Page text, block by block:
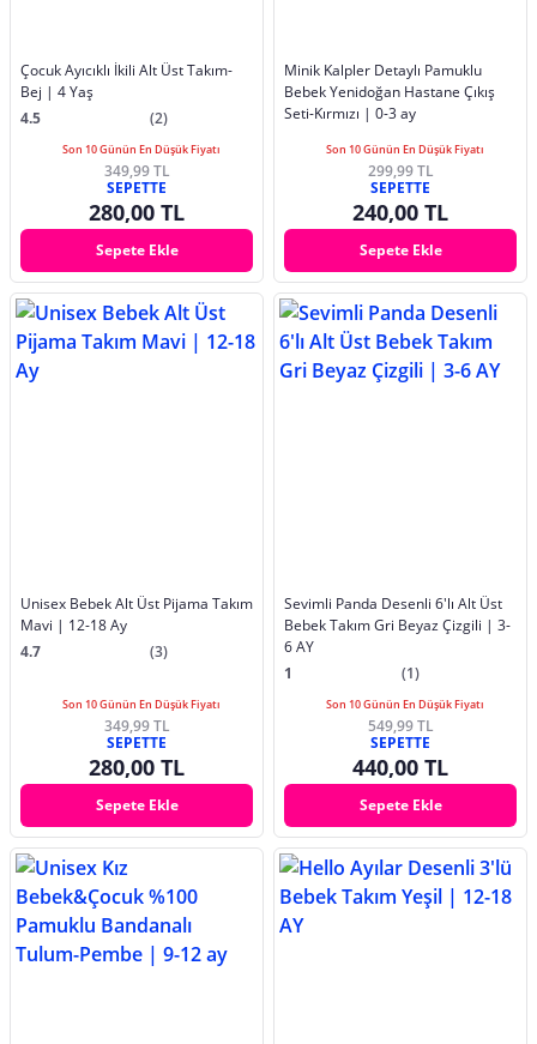
Çocuk Ayıcıklı İkili Alt Üst Takım-
Bej | 4 Yaş
4.5
(2)
Son 10 Günün En Düşük Fiyatı
349,99 TL
SEPETTE
280,00 TL
Sepete Ekle
Minik Kalpler Detaylı Pamuklu
Bebek Yenidoğan Hastane Çıkış
Seti-Kırmızı | 0-3 ay
Son 10 Günün En Düşük Fiyatı
299,99 TL
SEPETTE
240,00 TL
Sepete Ekle
Unisex Bebek Alt Üst Pijama Takım
Mavi | 12-18 Ay
4.7
(3)
Son 10 Günün En Düşük Fiyatı
349,99 TL
SEPETTE
280,00 TL
Sepete Ekle
Sevimli Panda Desenli 6'lı Alt Üst
Bebek Takım Gri Beyaz Çizgili | 3-
6 AY
1
(1)
Son 10 Günün En Düşük Fiyatı
549,99 TL
SEPETTE
440,00 TL
Sepete Ekle